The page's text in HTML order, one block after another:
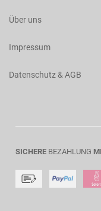
Über uns
Impressum
Datenschutz & AGB
SICHERE BEZAHLUNG